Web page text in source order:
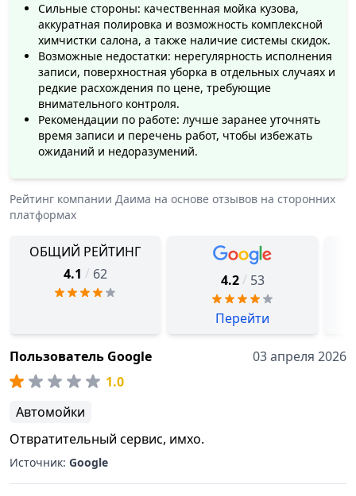
Мы понимаем, что обслуживание клиентов должно
быть на высшем уровне, поэтому мы предлагаем Wi-
Fi в нашем офисе и доступ к кофейному автомату,
чтобы Вы могли расслабиться и насладиться
комфортом во время ожидания.
Выбирайте автомойку"Даима"и любуйтесь
безупречной чистотой и блеском Вашего
автомобиля. Мы делаем все возможное, чтобы
каждый наш клиент остался доволен и с
удовольствием вернулся к нам снова.
Сильные стороны: качественная мойка кузова,
аккуратная полировка и возможность комплексной
химчистки салона, а также наличие системы скидок.
Возможные недостатки: нерегулярность исполнения
записи, поверхностная уборка в отдельных случаях и
редкие расхождения по цене, требующие
внимательного контроля.
Рекомендации по работе: лучше заранее уточнять
время записи и перечень работ, чтобы избежать
ожиданий и недоразумений.
Рейтинг компании Даима на основе отзывов на сторонних
платформах
ОБЩИЙ РЕЙТИНГ
4.1 / 62 4.2 / 53
Перейти
Пользователь Google
03 апреля 2026
1.0
Автомойки
Отвратительный сервис, имхо.
Источник: Google